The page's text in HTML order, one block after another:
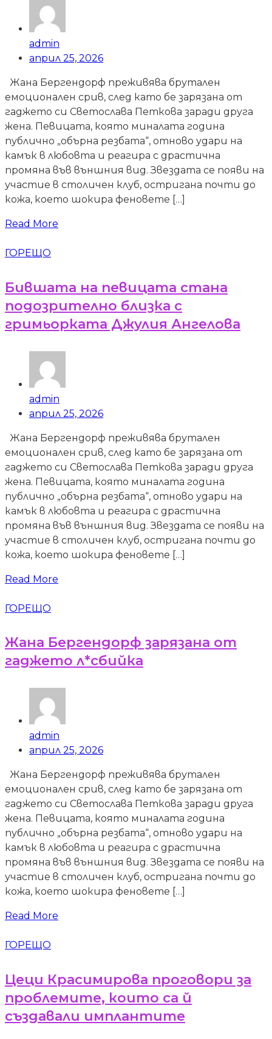
admin
април 25, 2026
Жана Бергендорф преживява брутален
емоционален срив, след като бе зарязана от
гаджето си Светослава Петкова заради друга
жена. Певицата, която миналата година
публично „обърна резбата“, отново удари на
камък в любовта и реагира с драстична
промяна във външния вид. Звездата се появи на
участие в столичен клуб, остригана почти до
кожа, което шокира феновете […]
Read More
ГОРЕЩО
Бившата на певицата стана
подозрително близка с
гримьорката Джулия Ангелова
admin
април 25, 2026
Жана Бергендорф преживява брутален
емоционален срив, след като бе зарязана от
гаджето си Светослава Петкова заради друга
жена. Певицата, която миналата година
публично „обърна резбата“, отново удари на
камък в любовта и реагира с драстична
промяна във външния вид. Звездата се появи на
участие в столичен клуб, остригана почти до
кожа, което шокира феновете […]
Read More
ГОРЕЩО
Жана Бергендорф зарязана от
гаджето л*сбийка
admin
април 25, 2026
Жана Бергендорф преживява брутален
емоционален срив, след като бе зарязана от
гаджето си Светослава Петкова заради друга
жена. Певицата, която миналата година
публично „обърна резбата“, отново удари на
камък в любовта и реагира с драстична
промяна във външния вид. Звездата се появи на
участие в столичен клуб, остригана почти до
кожа, което шокира феновете […]
Read More
ГОРЕЩО
Цеци Красимирова проговори за
проблемите, които са й
създавали имплантите